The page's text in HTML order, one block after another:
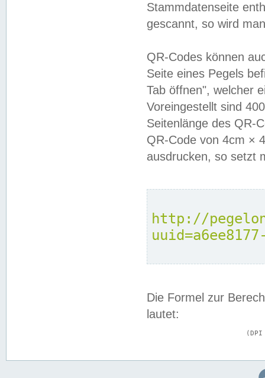
Stammdatenseite
gescannt, so wird
QR-Codes können
Seite eines Pegels
Tab öffnen", welcher
Voreingestellt sind
Seitenlänge des QR-
QR-Code von 4cm ×
ausdrucken, so setzt
http://
Die Formel zur
lautet: